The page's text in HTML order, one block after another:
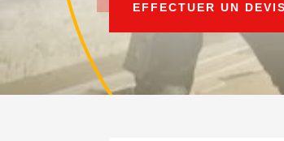
EFFECTUER UN DEVIS